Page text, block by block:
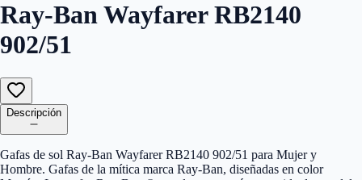
Ray-Ban Wayfarer RB2140
902/51
Descripción
Gafas de sol Ray-Ban Wayfarer RB2140 902/51 para Mujer y
Hombre. Gafas de la mítica marca Ray-Ban, diseñadas en color